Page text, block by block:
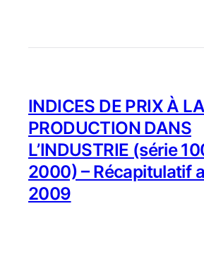
INDICES DE PRIX À LA
PRODUCTION DANS
L’INDUSTRIE (série
2000) – Récapitulatif
2009